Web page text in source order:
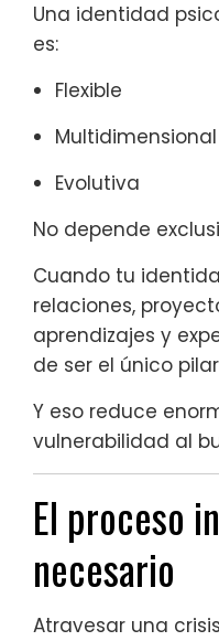
Una identidad
es:
Flexible
Multidimensional
Evolutiva
No depende
Cuando tu
relaciones,
aprendizajes y
de ser el único
Y eso reduce
vulnerabilidad al
El proceso
necesario
Atravesar una